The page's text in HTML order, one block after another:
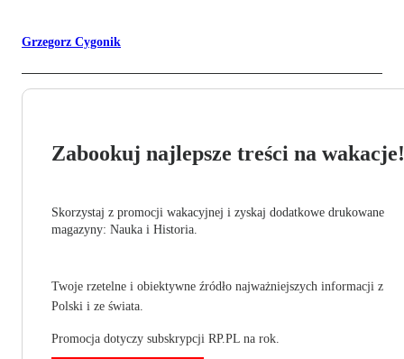
Grzegorz Cygonik
Zabookuj najlepsze treści na wakacje!
Skorzystaj z promocji wakacyjnej i zyskaj dodatkowe drukowane
magazyny: Nauka i Historia.
Twoje rzetelne i obiektywne źródło najważniejszych informacji z
Polski i ze świata.
Promocja dotyczy subskrypcji RP.PL na rok.